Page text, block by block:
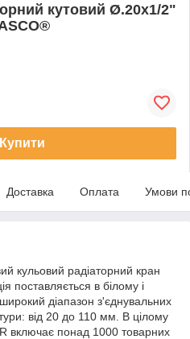
кутовий Ø.20x1/2"
Купити
Доставка Оплата Умови
кульовий радіаторний кран
поставляється в білому і
діапазон з'єднувальних
від 20 до 110 мм. В цілому
включає понад 1000 товарних